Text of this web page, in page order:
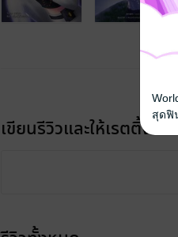
เขียนรีวิวและให้เรตติ้ง
สุดฟิ